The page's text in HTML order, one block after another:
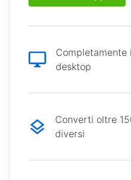
desktop
Converti oltre
diversi